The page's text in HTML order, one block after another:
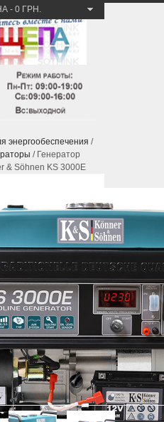
- 0 ГРН.
энергообеспечения /
/ Генератор
& Söhnen KS 3000E